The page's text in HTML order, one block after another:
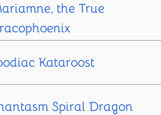
the True
Kataroost
Spiral Dragon